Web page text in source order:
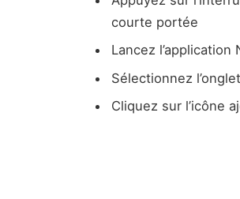
courte portée
Lancez l’application
Sélectionnez
Cliquez sur l’icône